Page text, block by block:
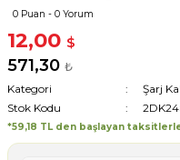
0 Puan - 0 Yorum
12,00 $
571,30 ₺
Kategori
Şarj
Stok Kodu
*59,18 TL den başlayan